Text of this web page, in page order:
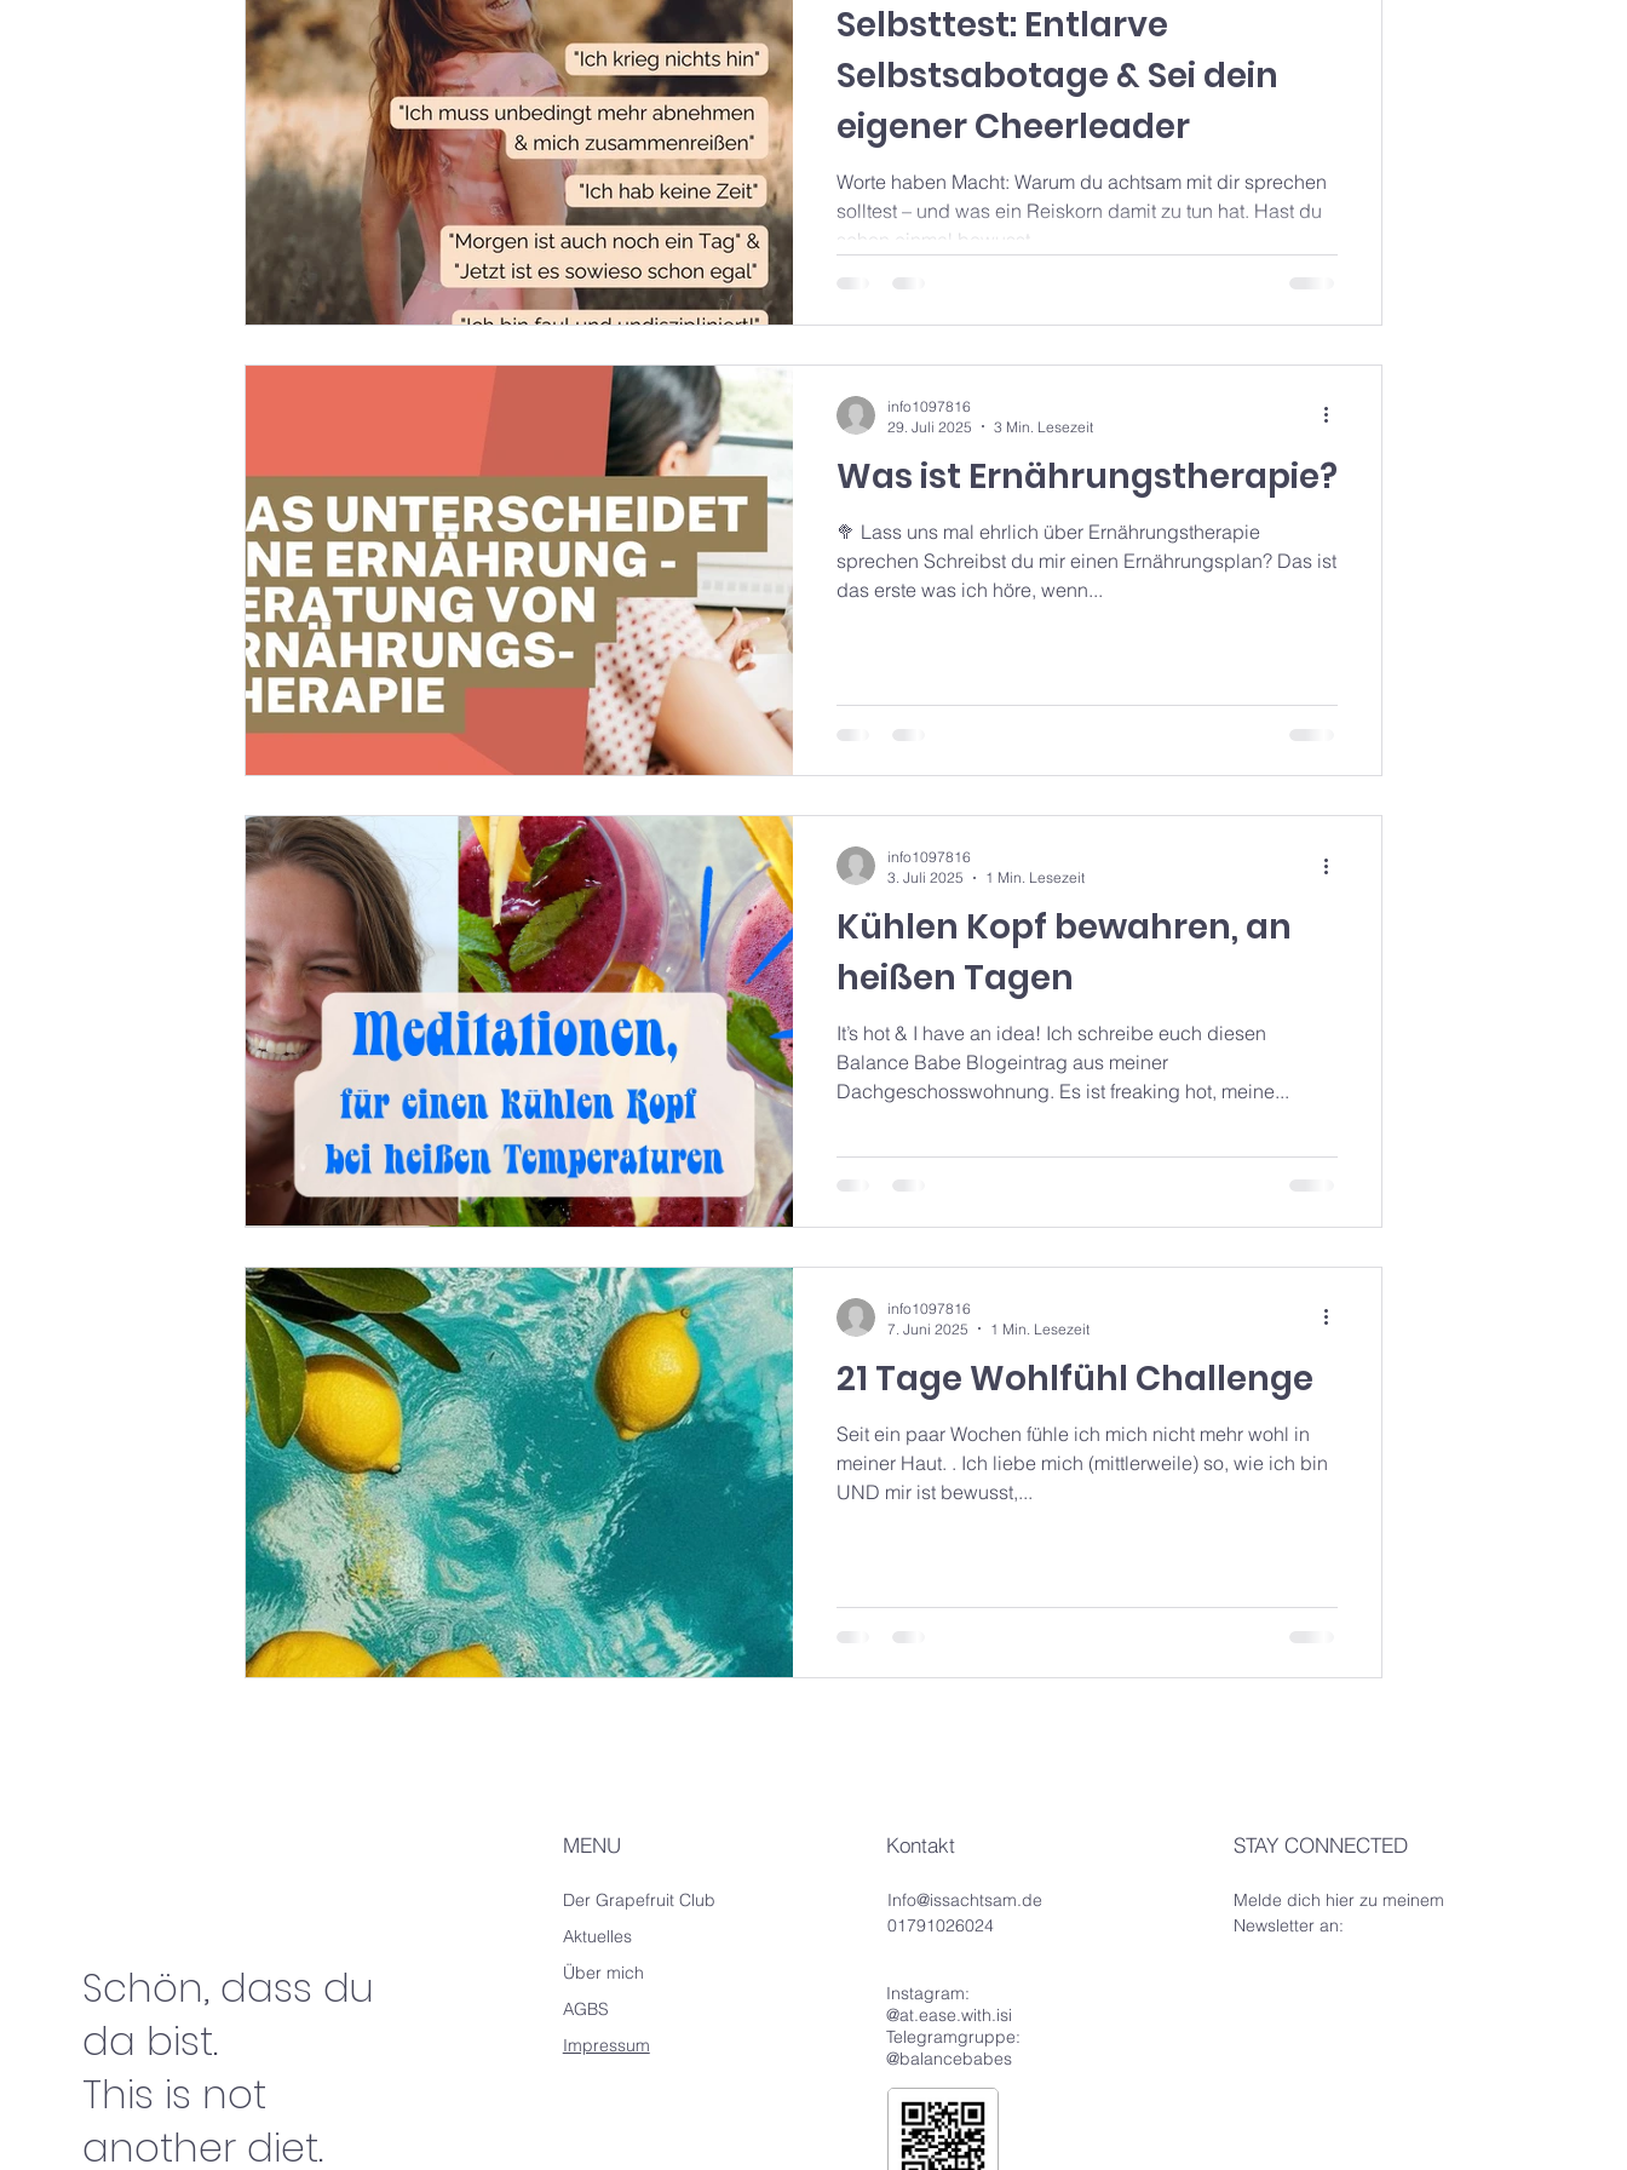
Selbsttest: Entlarve
Selbstsabotage & Sei dein
eigener Cheerleader
Worte haben Macht: Warum du achtsam mit dir sprechen
solltest – und was ein Reiskorn damit zu tun hat. Hast du
schon einmal bewusst...
Was ist Ernährungstherapie?
🥦 Lass uns mal ehrlich über Ernährungstherapie
sprechen Schreibst du mir einen Ernährungsplan? Das ist
das erste was ich höre, wenn...
info1097816
29. Juli 2025
3 Min. Lesezeit
Kühlen Kopf bewahren, an
heißen Tagen
It’s hot & I have an idea! Ich schreibe euch diesen
Balance Babe Blogeintrag aus meiner
Dachgeschosswohnung. Es ist freaking hot, meine...
info1097816
3. Juli 2025
1 Min. Lesezeit
21 Tage Wohlfühl Challenge
Seit ein paar Wochen fühle ich mich nicht mehr wohl in
meiner Haut. . Ich liebe mich (mittlerweile) so, wie ich bin
UND mir ist bewusst,...
info1097816
7. Juni 2025
1 Min. Lesezeit
Schön, dass du
da bist.
This is not
another diet.
MENU
Der Grapefruit Club
Aktuelles
Über mich
AGBS
Impressum
Kontakt
Info@issachtsam.de
01791026024
Instagram:
@at.ease.with.isi
Telegramgruppe:
@balancebabes
STAY CONNECTED
Melde dich hier zu meinem
Newsletter an: